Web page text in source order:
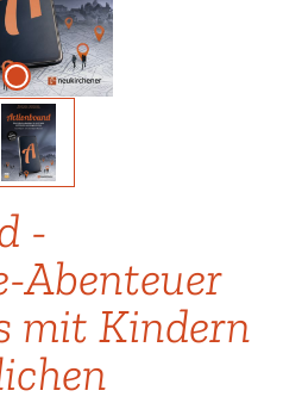
-
Abenteuer
mit Kindern